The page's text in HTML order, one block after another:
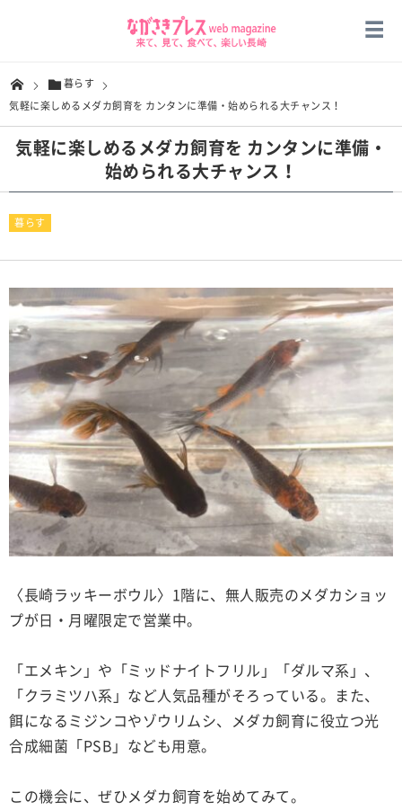
暮らす
気軽に楽しめるメダカ飼育を カンタンに準備・始められる大チャンス！
気軽に楽しめるメダカ飼育を カンタンに準備・
始められる大チャンス！
暮らす
〈長崎ラッキーボウル〉1階に、無人販売のメダカショッ
プが日・月曜限定で営業中。
「エメキン」や「ミッドナイトフリル」「ダルマ系」、
「クラミツハ系」など人気品種がそろっている。また、
餌になるミジンコやゾウリムシ、メダカ飼育に役立つ光
合成細菌「PSB」なども用意。
この機会に、ぜひメダカ飼育を始めてみて。